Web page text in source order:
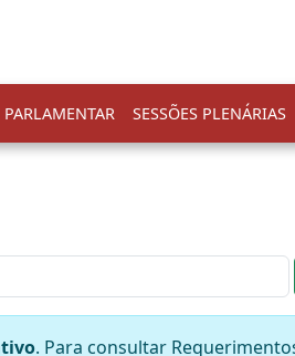
SESSÕES PLENÁRIAS
. Para consultar